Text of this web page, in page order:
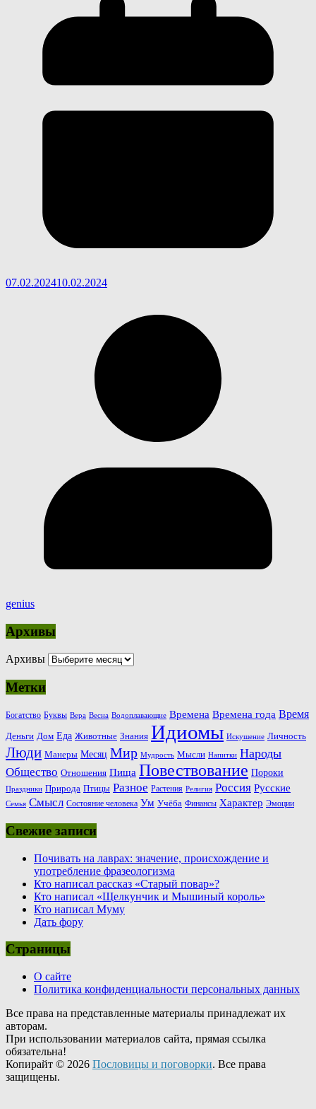
07.02.202410.02.2024
genius
Архивы
Архивы
Метки
Богатство Буквы Вера Весна Водоплавающие Времена Времена года Время
Деньги Дом Еда Животные Знания Идиомы Искушение Личность
Люди Манеры Месяц Мир Мудрость Мысли Напитки Народы
Общество Отношения Пища Повествование Пороки
Праздники Природа Птицы Разное Растения Религия Россия Русские
Семья Смысл Состояние человека Ум Учёба Финансы Характер Эмоции
Свежие записи
Почивать на лаврах: значение, происхождение и
употребление фразеологизма
Кто написал рассказ «Старый повар»?
Кто написал «Щелкунчик и Мышиный король»
Кто написал Муму
Дать фору
Страницы
О сайте
Политика конфиденциальности персональных данных
Все права на представленные материалы принадлежат их
авторам.
При использовании материалов сайта, прямая ссылка
обязательна!
Копирайт © 2026 Пословицы и поговорки. Все права
защищены.